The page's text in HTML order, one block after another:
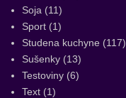
Soja (11)
Sport (1)
Studena kuchyne (117)
Sušenky (13)
Testoviny (6)
Text (1)